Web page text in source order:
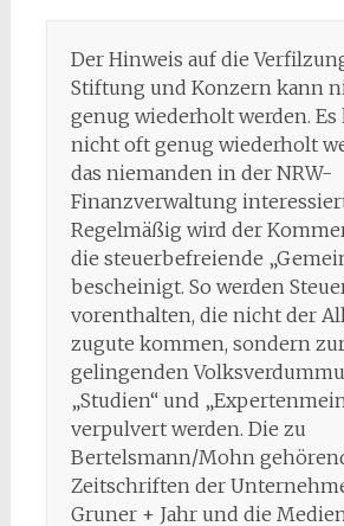
Der Hinweis auf die
Stiftung und Konzern kann
genug wiederholt werden. Es
nicht oft genug wiederholt
das niemanden in der NRW-
Finanzverwaltung
Regelmäßig wird der
die steuerbefreiende
bescheinigt. So werden
vorenthalten, die nicht der
zugute kommen, sondern
gelingenden
„Studien“ und
verpulvert werden. Die zu
Bertelsmann/Mohn
Zeitschriften der
Gruner + Jahr und die